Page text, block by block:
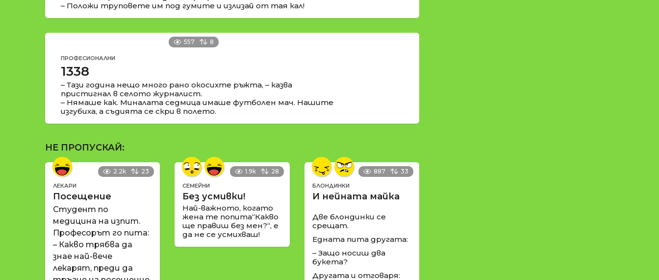
– Положи труповете им под гумите и излизай от тая кал!
557 8
ПРОФЕСИОНАЛНИ
1338
– Тази година нещо много рано окосихте ръжта, – казва
пристигнал в селото журналист.
– Нямаше как. Миналата седмица имаше футболен мач. Нашите
изгубиха, а съдията се скри в полето.
НЕ ПРОПУСКАЙ:
2.2k 23
ЛЕКАРИ
Посещение
Студент по
медицина на изпит.
Професорът го пита:
– Какво трябва да
знае най-вече
лекарят, преди да
1.9k 28
СЕМЕЙНИ
Без усмивки!
Най-важното, когато
жена те попита“Какво
ще правиш без мен?“, е
да не се усмихваш!
887 33
БЛОНДИНКИ
И нейната майка
Две блондинки се
срещат.
Едната пита другата:
– Защо носиш два
букета?
Другата и отговаря: